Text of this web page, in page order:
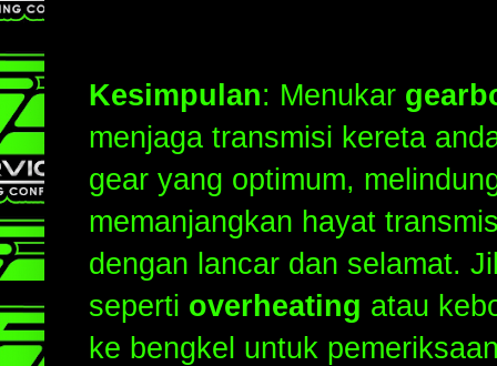
Kesimpulan: Menukar
menjaga transmisi kereta
gear yang optimum,
memanjangkan hayat
dengan lancar dan selamat.
seperti overheating atau
ke bengkel untuk